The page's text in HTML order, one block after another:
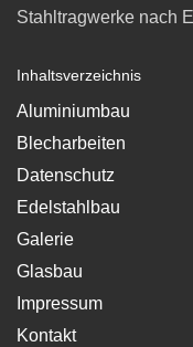
Stahltragwerke nach
Inhaltsverzeichnis
Aluminiumbau
Blecharbeiten
Datenschutz
Edelstahlbau
Galerie
Glasbau
Impressum
Kontakt